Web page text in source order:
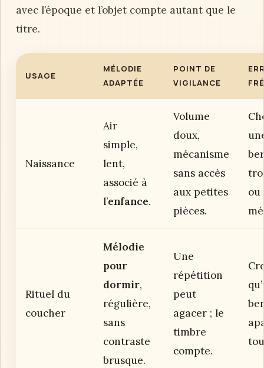
avec l’époque et l’objet compte autant que le
titre.
USAGE
MÉLODIE
ADAPTÉE
POINT DE
VIGILANCE
Naissance
Air
simple,
lent,
associé à
l’enfance.
Volume
doux,
mécanisme
sans accès
aux petites
pièces.
ou
Rituel du
coucher
Mélodie
pour
dormir,
régulière,
sans
contraste
brusque.
Une
répétition
peut
agacer ; le
timbre
compte.